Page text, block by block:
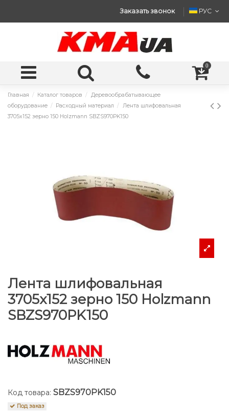
Заказать звонок РУС
0
Главная Каталог товаров
Деревообрабатывающее
оборудование
Расходный материал
Лента шлифовальная
3705x152 зерно 150 Holzmann SBZS970PK150
Лента шлифовальная
3705x152 зерно 150 Holzmann
SBZS970PK150
Код товара: SBZS970PK150
Под заказ